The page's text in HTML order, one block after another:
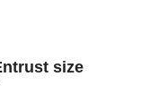
size